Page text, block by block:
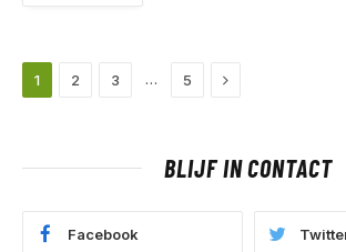
1 2 3 … 5 Next
BLIJF IN CONTACT
Facebook